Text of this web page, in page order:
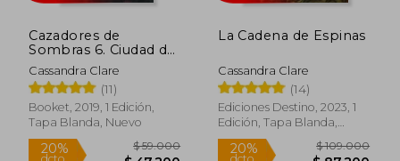
$ 55.000
Cazadores de
Sombras 6. Ciudad del
Fuego Celestial
Cassandra Clare
(11)
Booket, 2019, 1 Edición,
Tapa Blanda, Nuevo
La Cadena de Espinas
Cassandra Clare
(14)
Ediciones Destino, 2023, 1
Edición, Tapa Blanda,
Nuevo